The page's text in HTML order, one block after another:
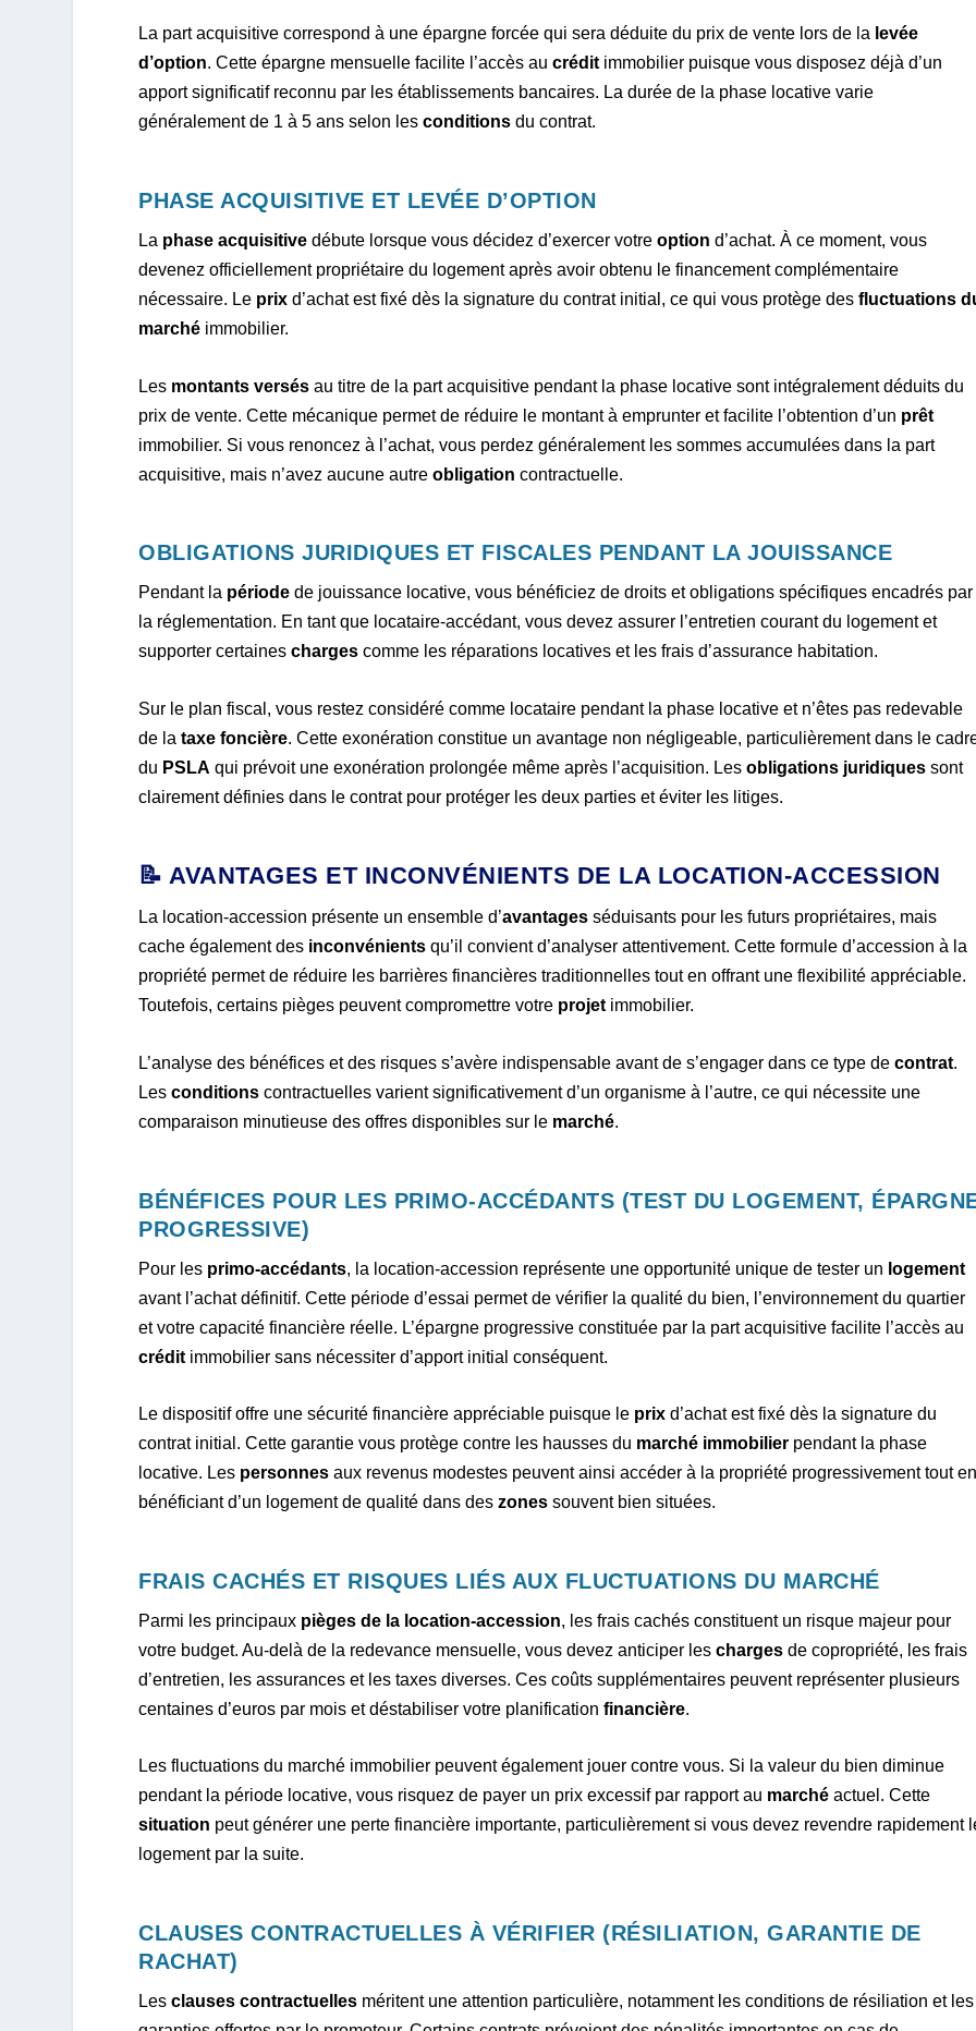
La part acquisitive correspond à une épargne forcée qui sera déduite du prix de vente lors de la levée
d’option. Cette épargne mensuelle facilite l’accès aucréditimmobilier puisque vous disposez déjà d’un
apport significatif reconnu par les établissements bancaires. La durée de la phase locative varie
généralement de 1 à 5 ans selon lesconditions du contrat.
PHASE ACQUISITIVE ET LEVÉE D’OPTION
La phase acquisitive débute lorsque vous décidez d’exercer votreoption d’achat. À ce moment, vous
devenez officiellement propriétaire du logement après avoir obtenu le financement complémentaire
nécessaire. Le prix d’achat est fixé dès la signature du contrat initial, ce qui vous protège desfluctuations
marché immobilier.
Les montants versés au titre de la part acquisitive pendant la phase locative sont intégralement déduits du
prix de vente. Cette mécanique permet de réduire le montant à emprunter et facilite l’obtention d’un prêt
immobilier. Si vous renoncez à l’achat, vous perdez généralement les sommes accumulées dans la part
acquisitive, mais n’avez aucune autreobligation contractuelle.
OBLIGATIONS JURIDIQUES ET FISCALES PENDANT LA JOUISSANCE
Pendant la période de jouissance locative, vous bénéficiez de droits et obligations spécifiques encadrés par
la réglementation. En tant que locataire-accédant, vous devez assurer l’entretien courant du logement et
supporter certainescharges comme les réparations locatives et les frais d’assurance habitation.
Sur le plan fiscal, vous restez considéré comme locataire pendant la phase locative et n’êtes pas redevable
de lataxe foncière. Cette exonération constitue un avantage non négligeable, particulièrement dans le
du PSLA qui prévoit une exonération prolongée même après l’acquisition. Lesobligations juridiques sont
clairement définies dans le contrat pour protéger les deux parties et éviter les litiges.
📝 AVANTAGES ET INCONVÉNIENTS DE LA LOCATION-ACCESSION
La location-accession présente un ensemble d’avantages séduisants pour les futurs propriétaires, mais
cache également des inconvénients qu’il convient d’analyser attentivement. Cette formule d’accession à la
propriété permet de réduire les barrières financières traditionnelles tout en offrant une flexibilité appréciable.
Toutefois, certains pièges peuvent compromettre votre projetimmobilier.
L’analyse des bénéfices et des risques s’avère indispensable avant de s’engager dans ce type decontrat.
Lesconditions contractuelles varient significativement d’un organisme à l’autre, ce qui nécessite une
comparaison minutieuse des offres disponibles sur le marché.
BÉNÉFICES POUR LES PRIMO-ACCÉDANTS (TEST DU LOGEMENT,
PROGRESSIVE)
Pour les primo-accédants, la location-accession représente une opportunité unique de tester un logement
avant l’achat définitif. Cette période d’essai permet de vérifier la qualité du bien, l’environnement du quartier
et votre capacité financière réelle. L’épargne progressive constituée par la part acquisitive facilite l’accès au
crédit immobilier sans nécessiter d’apport initial conséquent.
Le dispositif offre une sécurité financière appréciable puisque le prix d’achat est fixé dès la signature du
contrat initial. Cette garantie vous protège contre les hausses du marché immobilier pendant la phase
locative. Les personnes aux revenus modestes peuvent ainsi accéder à la propriété progressivement tout
bénéficiant d’un logement de qualité dans deszones souvent bien situées.
FRAIS CACHÉS ET RISQUES LIÉS AUX FLUCTUATIONS DU MARCHÉ
Parmi les principaux pièges de la location-accession, les frais cachés constituent un risque majeur pour
votre budget. Au-delà de la redevance mensuelle, vous devez anticiper lescharges de copropriété, les frais
d’entretien, les assurances et les taxes diverses. Ces coûts supplémentaires peuvent représenter plusieurs
centaines d’euros par mois et déstabiliser votre planificationfinancière.
Les fluctuations du marché immobilier peuvent également jouer contre vous. Si la valeur du bien diminue
pendant la période locative, vous risquez de payer un prix excessif par rapport au marché actuel. Cette
situation peut générer une perte financière importante, particulièrement si vous devez revendre rapidement
logement par la suite.
CLAUSES CONTRACTUELLES À VÉRIFIER (RÉSILIATION, GARANTIE DE
RACHAT)
Lesclauses contractuelles méritent une attention particulière, notamment les conditions de résiliation et les